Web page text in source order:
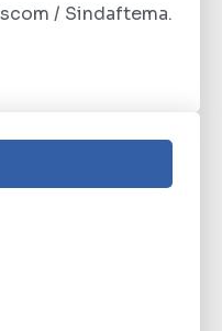
/ Sindaftema.